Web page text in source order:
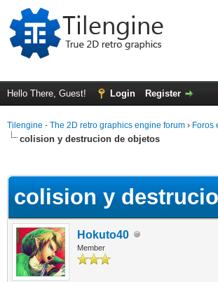
Hello There, Guest! Login Register
Tilengine - The 2D retro graphics engine forum › Foros
colision y destrucion de objetos
colision y
Hokuto40
Member